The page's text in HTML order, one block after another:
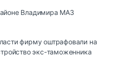
Владимира МАЗ
фирму оштрафовали на
экс-таможенника